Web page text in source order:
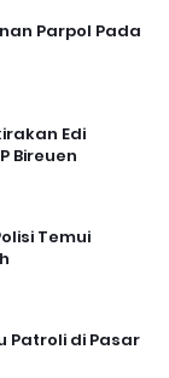
Parpol Pada
Edi
Bireuen
Temui
Patroli di Pasar